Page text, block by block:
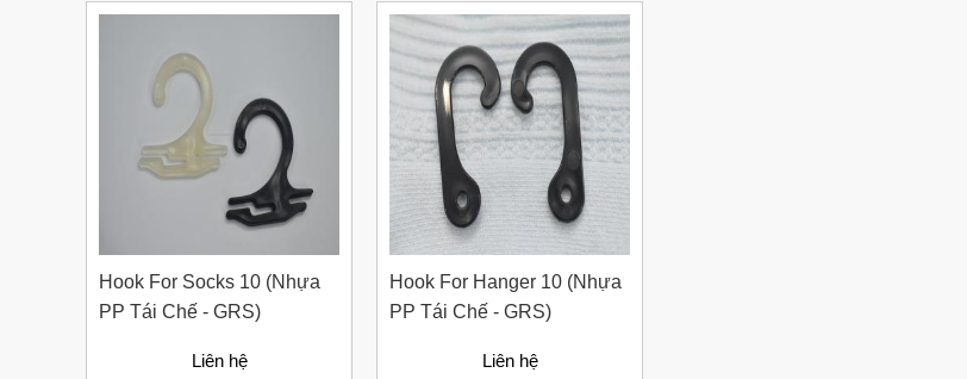
Stopper – Recycled Nylon
Liên hệ
Hook For Socks 10 (nhựa
PP Tái Chế - GRS)
Liên hệ
Hook For Hanger 10 (Nhựa
PP Tái Chế - GRS)
Liên hệ